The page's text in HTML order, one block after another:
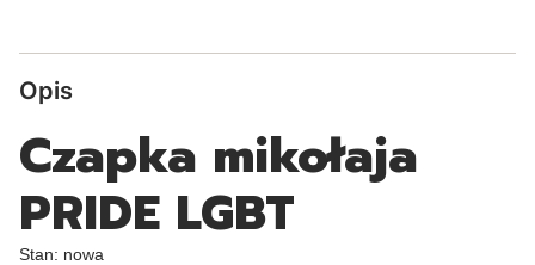
Opis
Czapka mikołaja
PRIDE LGBT
Stan: nowa